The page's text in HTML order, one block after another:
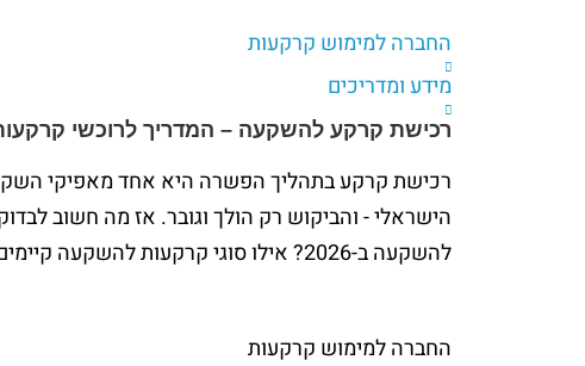
החברה למימוש קרקעות
מידע ומדריכים
רכישת קרקע להשקעה – המדריך לרוכשי
רכישת קרקע בתהליך הפשרה היא אחד מאפיקי
הישראלי - והביקוש רק הולך וגובר. אז מה חשוב
להשקעה ב-2026? אילו סוגי קרקעות להשקעה קיימים ואיפה כדאי להשקיע?
החברה למימוש קרקעות